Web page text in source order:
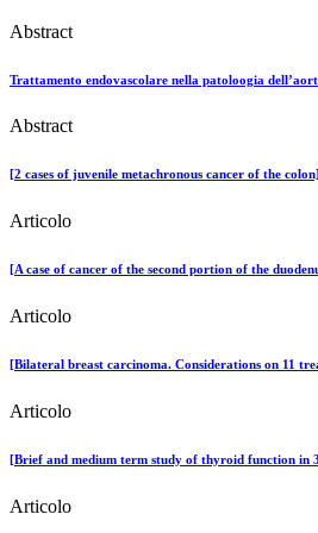
Abstract
Trattamento endovascolare nella patoloogia
Abstract
[2 cases of juvenile metachronous cancer of the
Articolo
[A case of cancer of the second portion of the
Articolo
[Bilateral breast carcinoma. Considerations on 11
Articolo
[Brief and medium term study of thyroid function in
Articolo